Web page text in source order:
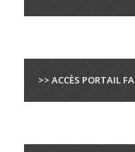
>> ACCÈS PORTAIL